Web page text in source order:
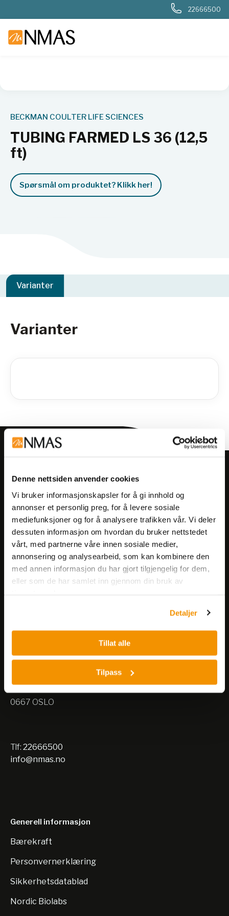
Denne nettsiden anvender cookies
Vi bruker informasjonskapsler for å gi innhold og
annonser et personlig preg, for å levere sosiale
mediefunksjoner og for å analysere trafikken vår. Vi deler
dessuten informasjon om hvordan du bruker nettstedet
vårt, med partnerne våre innen sosiale medier,
annonsering og analysearbeid, som kan kombinere den
med annen informasjon du har gjort tilgjengelig for dem,
eller som de har samlet inn gjennom din bruk av
Detaljer
Tillat alle
Tilpass
22666500
BECKMAN COULTER LIFE SCIENCES
TUBING FARMED LS 36 (12,5
ft)
Spørsmål om produktet? Klikk her!
Varianter
Varianter
Meld deg på vårt nyhetsbrev!
arrangementer og kampanjer.
Meld på nyhetsbrev
Nils Hansens vei 8
0667 OSLO
Tlf: 22666500
info@nmas.no
Generell informasjon
Bærekraft
Personvernerklæring
Sikkerhetsdatablad
Nordic Biolabs